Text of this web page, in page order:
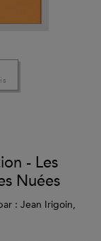
- Les
Nuées
: Jean Irigoin,